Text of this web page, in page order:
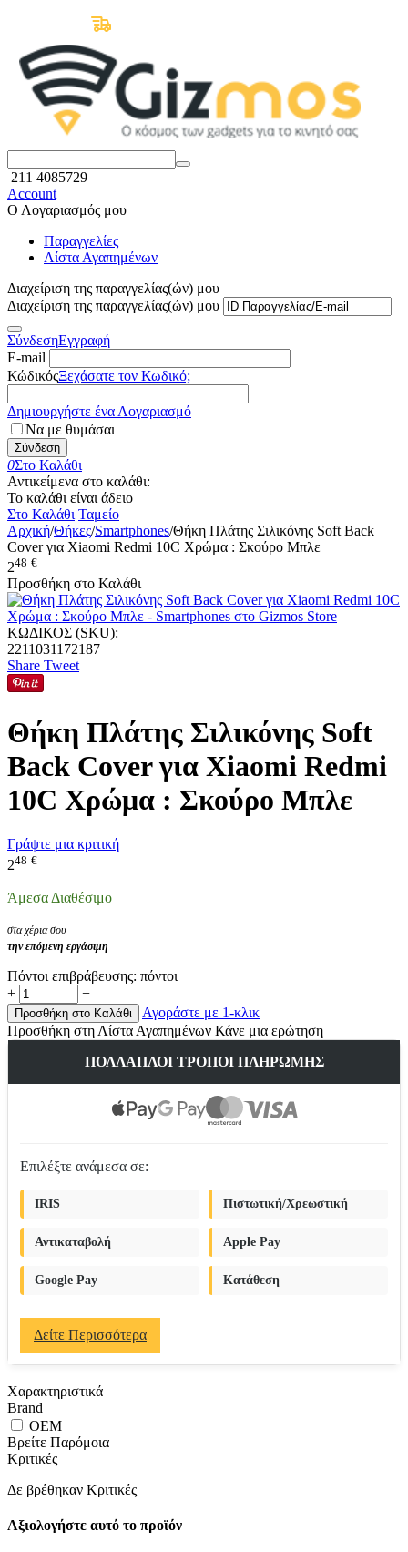
211 4085729
Account
Ο Λογαριασμός μου
Παραγγελίες
Λίστα Αγαπημένων
Διαχείριση της παραγγελίας(ών) μου
Διαχείριση της παραγγελίας(ών) μου
ΣύνδεσηΕγγραφή
E-mail
ΚώδικόςΞεχάσατε τον Κωδικό;
Δημιουργήστε ένα Λογαριασμό
Να με θυμάσαι
Σύνδεση
0Στο Καλάθι
Αντικείμενα στο καλάθι:
Το καλάθι είναι άδειο
Στο Καλάθι Ταμείο
Αρχική/Θήκες/Smartphones/Θήκη Πλάτης Σιλικόνης Soft Back
Cover για Xiaomi Redmi 10C Χρώμα : Σκούρο Μπλε
248 €
Προσθήκη στο Καλάθι
ΚΩΔΙΚΟΣ (SKU):
2211031172187
Share Tweet
Θήκη Πλάτης Σιλικόνης Soft
Back Cover για Xiaomi Redmi
10C Χρώμα : Σκούρο Μπλε
Γράψτε μια κριτική
248 €
Άμεσα Διαθέσιμο
στα χέρια σου
την επόμενη εργάσιμη
Πόντοι επιβράβευσης: πόντοι
+
−
Προσθήκη στο Καλάθι
Αγοράστε με 1-κλικ
Προσθήκη στη Λίστα Αγαπημένων Κάνε μια ερώτηση
ΠΟΛΛΑΠΛΟΊ ΤΡΌΠΟΙ ΠΛΗΡΩΜΉΣ
Επιλέξτε ανάμεσα σε:
IRIS Πιστωτική/Χρεωστική
Αντικαταβολή Apple Pay
Google Pay Κατάθεση
Δείτε Περισσότερα
Χαρακτηριστικά
Brand
OEM
Βρείτε Παρόμοια
Κριτικές
Δε βρέθηκαν Κριτικές
Αξιολογήστε αυτό το προϊόν